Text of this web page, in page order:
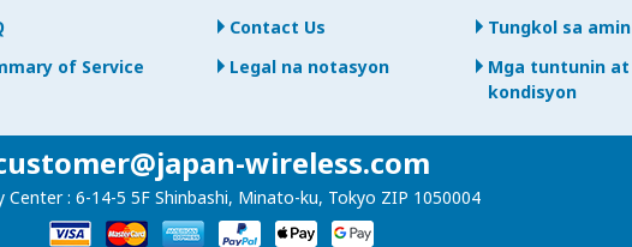
Contact Us Tungkol sa amin
of Service Legal na notasyon
Mga tuntunin at
kondisyon
wireless.com
Center : 6-14-5 5F Shinbashi, Minato-ku, Tokyo ZIP 1050004